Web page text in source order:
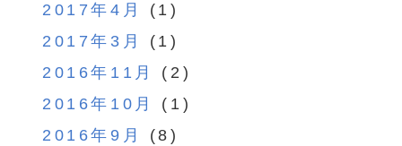
2017年4月
(1)
2017年3月
(1)
2016年11月
(2)
2016年10月
(1)
2016年9月
(8)